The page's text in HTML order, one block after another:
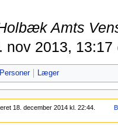
Amts
nov 2013, 13:17
Personer Læger
18. december 2014 kl. 22:44.